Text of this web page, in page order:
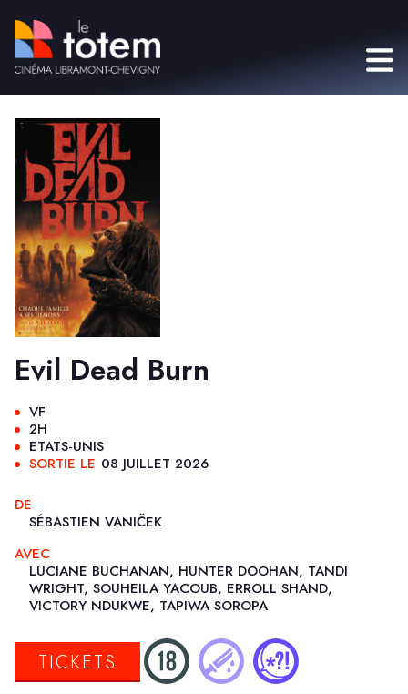
Evil Dead Burn
VF
2H
ETATS-UNIS
SORTIE LE 08 JUILLET 2026
DE
SÉBASTIEN VANIČEK
AVEC
LUCIANE BUCHANAN, HUNTER DOOHAN, TANDI
WRIGHT, SOUHEILA YACOUB, ERROLL SHAND,
VICTORY NDUKWE, TAPIWA SOROPA
TICKETS